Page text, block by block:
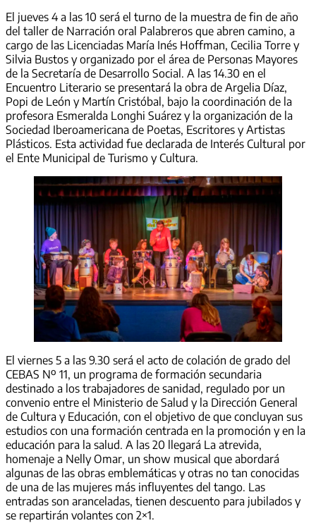
El jueves 4 a las 10 será el turno de la muestra de fin de año
del taller de Narración oral Palabreros que abren camino, a
cargo de las Licenciadas María Inés Hoffman, Cecilia Torre y
Silvia Bustos y organizado por el área de Personas Mayores
de la Secretaría de Desarrollo Social. A las 14.30 en el
Encuentro Literario se presentará la obra de Argelia Díaz,
Popi de León y Martín Cristóbal, bajo la coordinación de la
profesora Esmeralda Longhi Suárez y la organización de la
Sociedad Iberoamericana de Poetas, Escritores y Artistas
Plásticos. Esta actividad fue declarada de Interés Cultural por
el Ente Municipal de Turismo y Cultura.
El viernes 5 a las 9.30 será el acto de colación de grado del
CEBAS Nº 11, un programa de formación secundaria
destinado a los trabajadores de sanidad, regulado por un
convenio entre el Ministerio de Salud y la Dirección General
de Cultura y Educación, con el objetivo de que concluyan sus
estudios con una formación centrada en la promoción y en la
educación para la salud. A las 20 llegará La atrevida,
homenaje a Nelly Omar, un show musical que abordará
algunas de las obras emblemáticas y otras no tan conocidas
de una de las mujeres más influyentes del tango. Las
entradas son aranceladas, tienen descuento para jubilados y
se repartirán volantes con 2×1.